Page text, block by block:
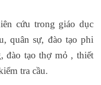
cứu trong giáo dục
quân sự, đào tạo phi
đào tạo thợ mỏ , thiết
tra cầu.